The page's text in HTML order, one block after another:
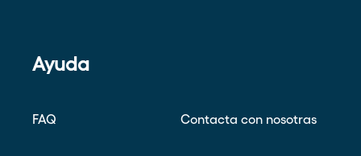
Ayuda
FAQ Contacta con nosotras